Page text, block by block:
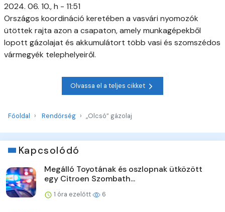
2024. 06. 10., h - 11:51
Országos koordináció keretében a vasvári nyomozók
ütöttek rajta azon a csapaton, amely munkagépekből
lopott gázolajat és akkumulátort több vasi és szomszédos
vármegyék telephelyeiről.
Olvassa el a teljes cikket
Főoldal Rendőrség „Olcsó” gázolaj
Kapcsolódó
Megálló Toyotának és oszlopnak ütközött
egy Citroen Szombath...
1 óra ezelőtt 6